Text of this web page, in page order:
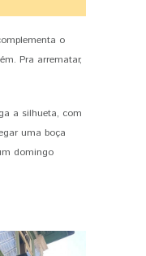
o
Pra arrematar,
a silhueta, com
uma boça
domingo